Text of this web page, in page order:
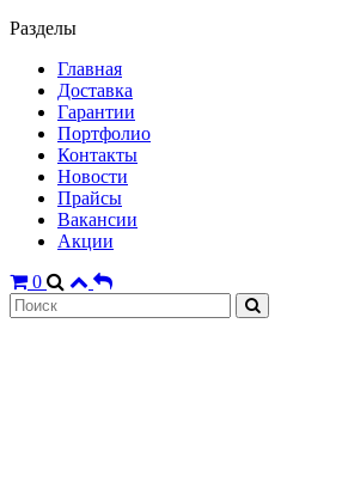
Разделы
Главная
Доставка
Гарантии
Портфолио
Контакты
Новости
Прайсы
Вакансии
Акции
0